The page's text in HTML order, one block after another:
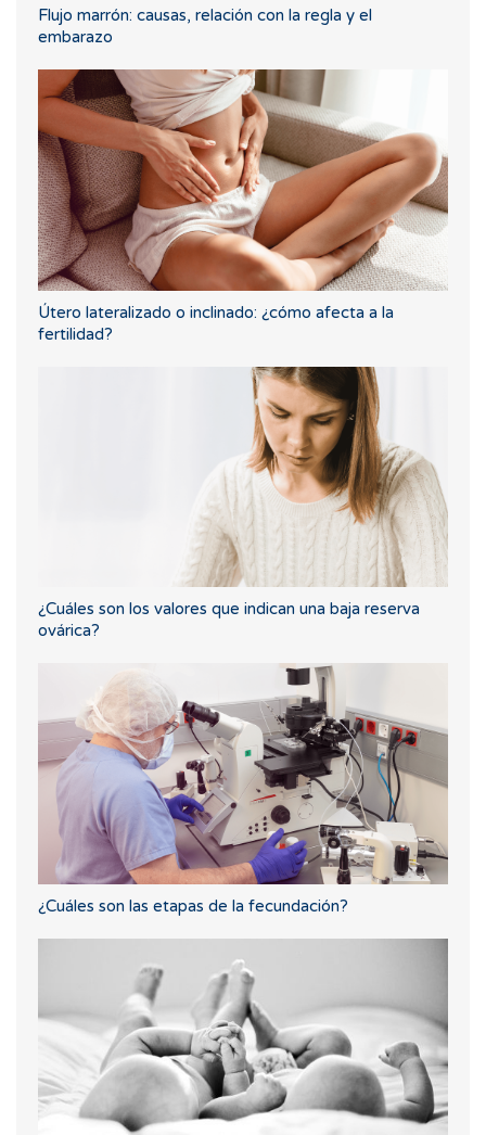
Flujo marrón: causas, relación con la regla y el
embarazo
Útero lateralizado o inclinado: ¿cómo afecta a la
fertilidad?
¿Cuáles son los valores que indican una baja reserva
ovárica?
¿Cuáles son las etapas de la fecundación?